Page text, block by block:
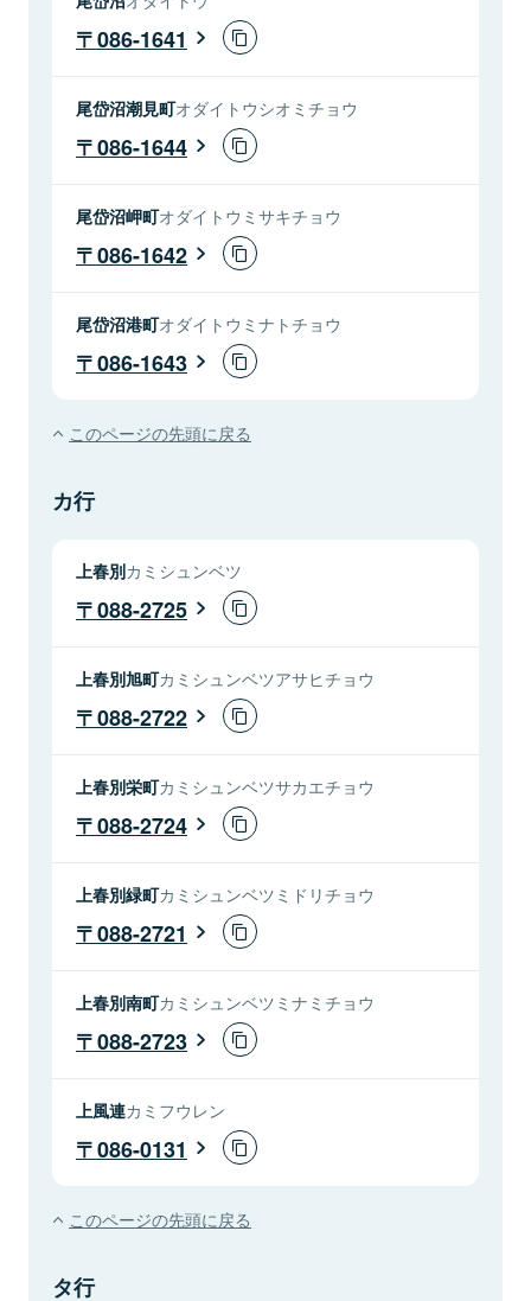
086-1641
尾岱沼潮見町オダイトウシオミチョウ
086-1644
尾岱沼岬町オダイトウミサキチョウ
086-1642
尾岱沼港町オダイトウミナトチョウ
086-1643
このページの先頭に戻る
カ行
上春別カミシュンベツ
088-2725
上春別旭町カミシュンベツアサヒチョウ
088-2722
上春別栄町カミシュンベツサカエチョウ
088-2724
上春別緑町カミシュンベツミドリチョウ
088-2721
上春別南町カミシュンベツミナミチョウ
088-2723
上風連カミフウレン
086-0131
このページの先頭に戻る
タ行